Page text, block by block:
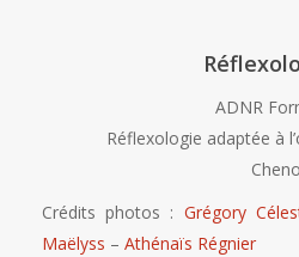
ADNR
Réflexologie adaptée à
Crédits photos : Grégory
Maëlyss – Athénaïs Régnier